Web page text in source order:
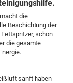
die
Beschichtung der
schon
die gesamte
sanft haben